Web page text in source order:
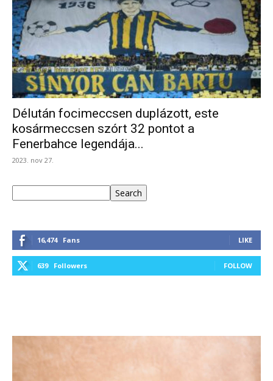
Délután focimeccsen duplázott, este
kosármeccsen szórt 32 pontot a
Fenerbahce legendája...
2023. nov 27.
Search
16,474 Fans LIKE
639 Followers FOLLOW